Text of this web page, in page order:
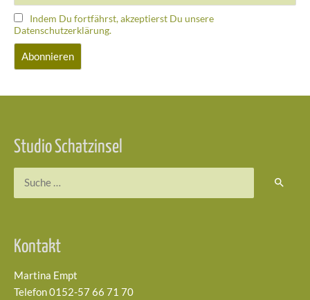
Indem Du fortfährst, akzeptierst Du unsere
Datenschutzerklärung.
Studio Schatzinsel
Kontakt
Martina Empt
Telefon 0152-57 66 71 70